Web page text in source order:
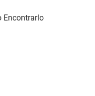
Encontrarlo